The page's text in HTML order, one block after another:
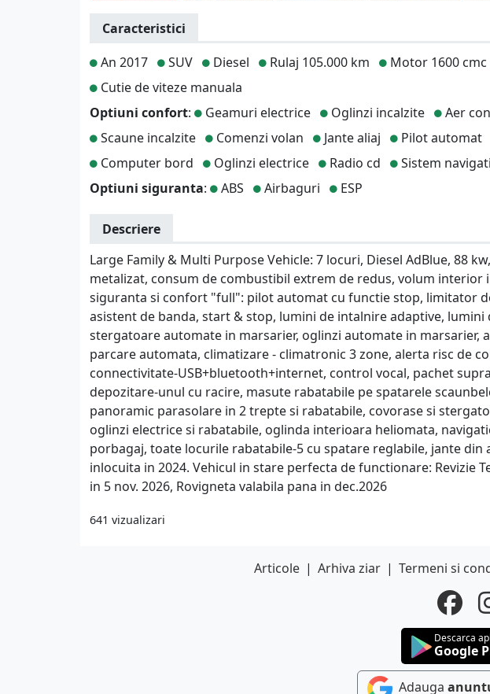
Caracteristici
An 2017
SUV Diesel Rulaj 105.000 km Motor 1600 cmc
Cutie de viteze manuala
Optiuni confort: Geamuri electrice Oglinzi incalzite Aer
Scaune incalzite
Comenzi volan Jante aliaj Pilot automat
Computer bord
Oglinzi electrice Radio cd Sistem
Optiuni siguranta: ABS Airbaguri ESP
Descriere
Large Family & Multi Purpose Vehicle: 7 locuri, Diesel AdBlue, 88
metalizat, consum de combustibil extrem de redus, volum interior
siguranta si confort "full": pilot automat cu functie stop, limitator
asistent de banda, start & stop, lumini de intalnire adaptive,
stergatoare automate in marsarier, oglinzi automate in marsarier,
parcare automata, climatizare - climatronic 3 zone, alerta risc de
connectivitate-USB+bluetooth+internet, control vocal, pachet
depozitare-unul cu racire, masute rabatabile pe spatarele
panoramic parasolare in 2 trepte si rabatabile, covorase si
oglinzi electrice si rabatabile, oglinda interioara heliomata,
porbagaj, toate locurile rabatabile-5 cu spatare reglabile, jante din
inlocuita in 2024. Vehicul in stare perfecta de functionare: Revizie
in 5 nov. 2026, Rovigneta valabila pana in dec.2026
641 vizualizari
Articole | Arhiva ziar | Termeni si
Descarca
Google
Adauga